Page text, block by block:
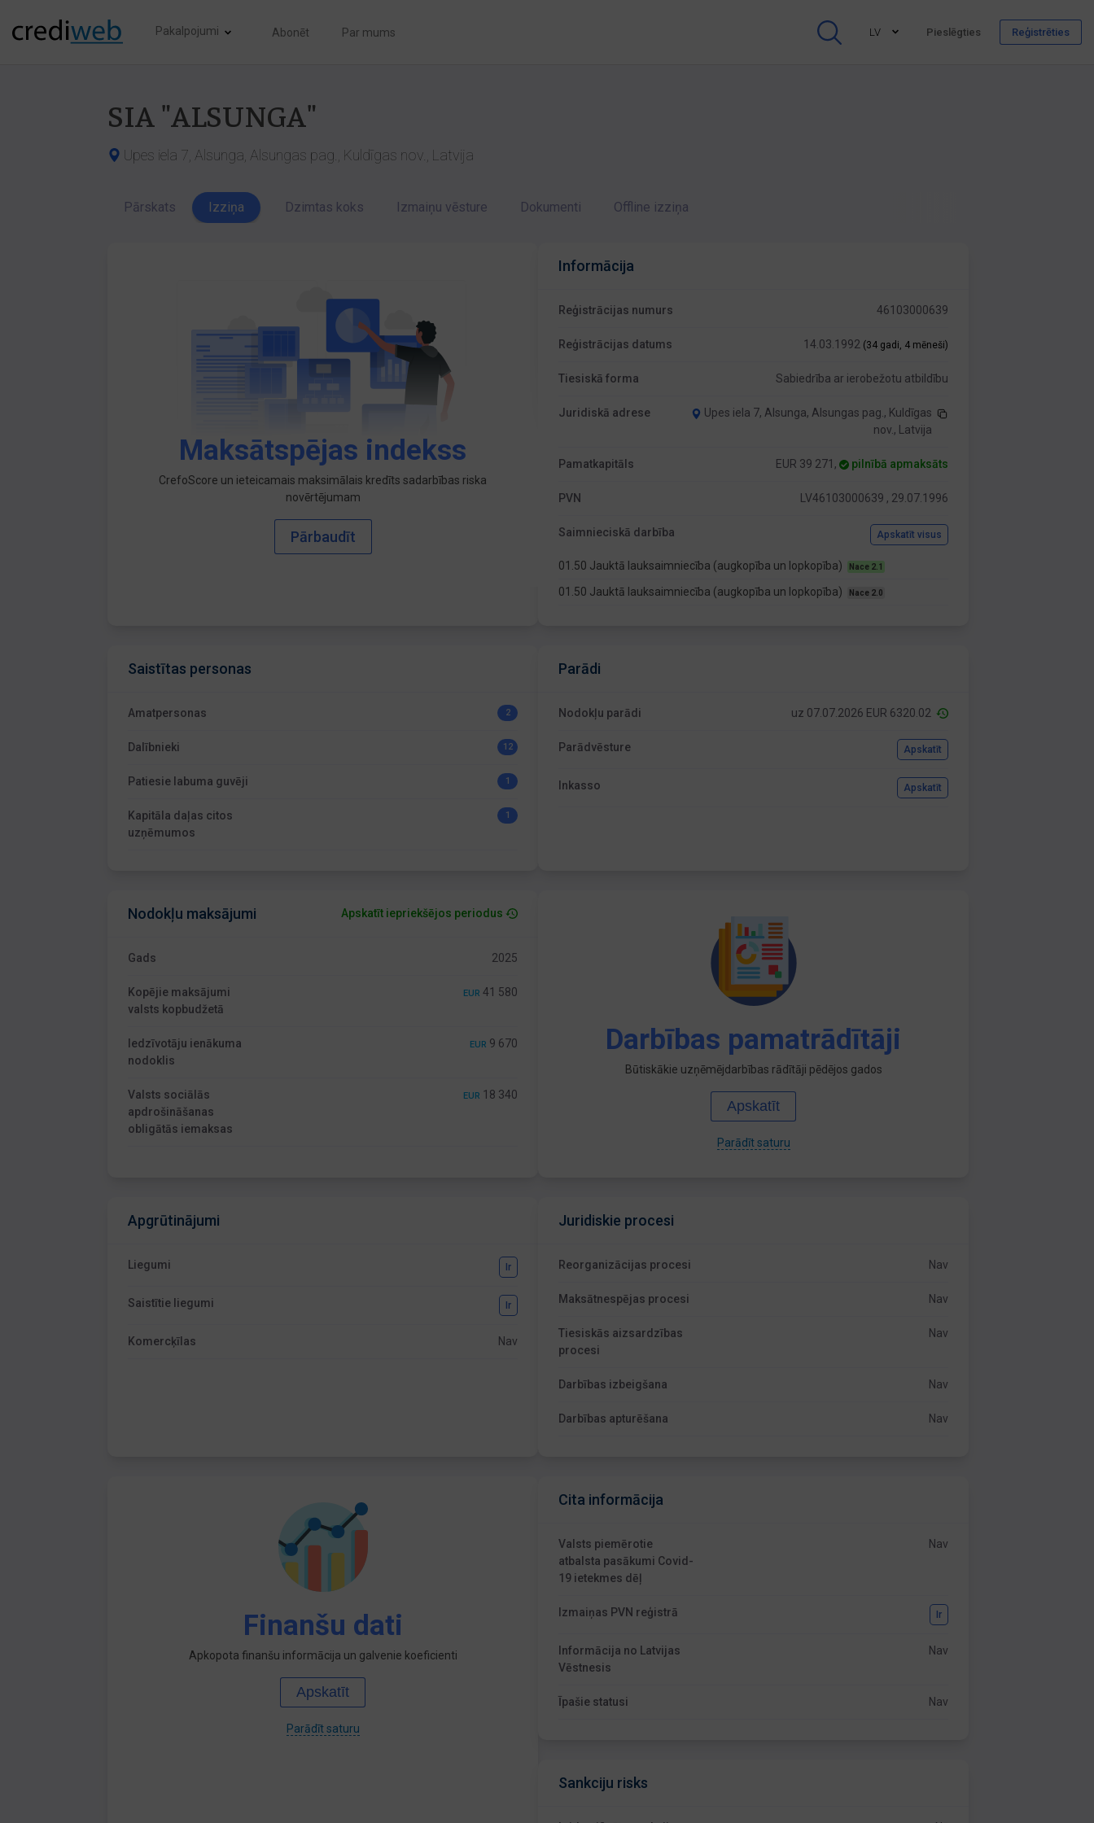
Pakalpojumi Abonēt Par mums LV Pieslēgties Reģistrēties
SIA "ALSUNGA"
Upes iela 7, Alsunga, Alsungas pag., Kuldīgas nov., Latvija
Pārskats Izziņa Dzimtas koks Izmaiņu vēsture Dokumenti Offline izziņa
Maksātspējas indekss
CrefoScore un ieteicamais maksimālais kredīts sadarbības riska
novērtējumam
Pārbaudīt
Informācija
Reģistrācijas numurs 46103000639
Reģistrācijas datums 14.03.1992 (34 gadi, 4 mēneši)
Tiesiskā forma Sabiedrība ar ierobežotu atbildību
Juridiskā adrese
Upes iela 7, Alsunga, Alsungas pag., Kuldīgas
nov., Latvija
Pamatkapitāls EUR 39 271, pilnībā apmaksāts
PVN LV46103000639 , 29.07.1996
Saimnieciskā darbība Apskatīt visus
01.50 Jauktā lauksaimniecība (augkopība un lopkopība) Nace 2.1
01.50 Jauktā lauksaimniecība (augkopība un lopkopība) Nace 2.0
Saistītas personas
Amatpersonas 2
Dalībnieki 12
Patiesie labuma guvēji 1
Kapitāla daļas citos
uzņēmumos
1
Parādi
Nodokļu parādi uz 07.07.2026 EUR 6320.02
Parādvēsture Apskatīt
Inkasso Apskatīt
Nodokļu maksājumi Apskatīt iepriekšējos periodus
Gads 2025
Kopējie maksājumi
valsts kopbudžetā
EUR 41 580
Iedzīvotāju ienākuma
nodoklis
EUR 9 670
Valsts sociālās
apdrošināšanas
obligātās iemaksas
EUR 18 340
Darbības pamatrādītāji
Būtiskākie uzņēmējdarbības rādītāji pēdējos gados
Apskatīt
Parādīt saturu
Apgrūtinājumi
Liegumi Ir
Saistītie liegumi Ir
Komercķīlas Nav
Juridiskie procesi
Reorganizācijas procesi Nav
Maksātnespējas procesi Nav
Tiesiskās aizsardzības
procesi
Nav
Darbības izbeigšana Nav
Darbības apturēšana Nav
Finanšu dati
Apkopota finanšu informācija un galvenie koeficienti
Apskatīt
Parādīt saturu
Cita informācija
Valsts piemērotie
atbalsta pasākumi Covid-
19 ietekmes dēļ
Nav
Izmaiņas PVN reģistrā Ir
Informācija no Latvijas
Vēstnesis
Nav
Īpašie statusi Nav
Sankciju risks